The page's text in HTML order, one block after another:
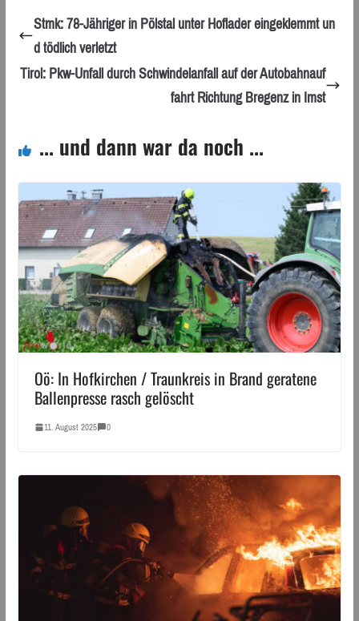
Stmk: 78-Jähriger in Pölstal unter Hoflader eingeklemmt un
d tödlich verletzt
Tirol: Pkw-Unfall durch Schwindelanfall auf der Autobahnauf
fahrt Richtung Bregenz in Imst
... und dann war da noch ...
Oö: In Hofkirchen / Traunkreis in Brand geratene
Ballenpresse rasch gelöscht
11. August 2025 0